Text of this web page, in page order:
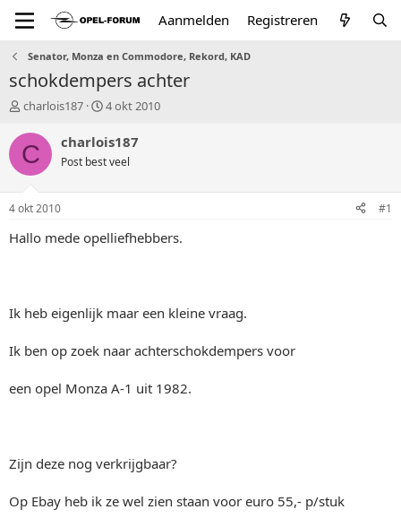
Aanmelden Registreren
Senator, Monza en Commodore, Rekord, KAD
schokdempers achter
T
p
i
t
a
r
charlois187
S
a
t
u
4 okt 2010
C charlois187
Post best veel
4 okt 2010 #1
Hallo mede opelliefhebbers.
Ik heb eigenlijk maar een kleine vraag.
Ik ben op zoek naar achterschokdempers voor
een opel Monza A-1 uit 1982.
Zijn deze nog verkrijgbaar?
Op Ebay heb ik ze wel zien staan voor euro 55,- p/stuk